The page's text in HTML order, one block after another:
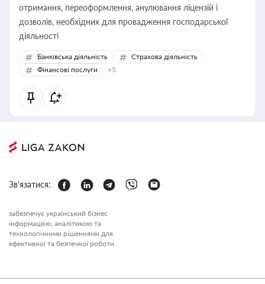
отримання, переоформлення, анулювання ліцензій і
дозволів, необхідних для провадження господарської
діяльності
Банківська діяльність
Страхова діяльність
Фінансові послуги
+5
Зв'язатися:
забезпечує український бізнес
інформацією, аналітикою та
технологічними рішеннями для
ефективної та безпечної роботи.